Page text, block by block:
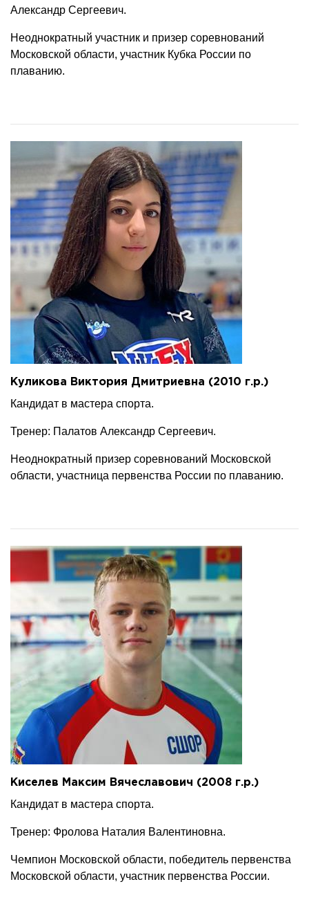
Александр Сергеевич.
Неоднократный участник и призер соревнований
Московской области, участник Кубка России по
плаванию.
Куликова Виктория Дмитриевна (2010 г.р.)
Кандидат в мастера спорта.
Тренер: Палатов Александр Сергеевич.
Неоднократный призер соревнований Московской
области, участница первенства России по плаванию.
Киселев Максим Вячеславович (2008 г.р.)
Кандидат в мастера спорта.
Тренер: Фролова Наталия Валентиновна.
Чемпион Московской области, победитель первенства
Московской области, участник первенства России.